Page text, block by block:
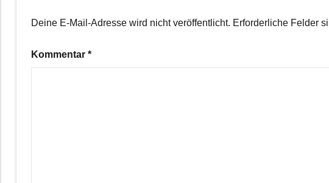
Deine E-Mail-Adresse wird nicht veröffentlicht. Erforderliche Felder
Kommentar *